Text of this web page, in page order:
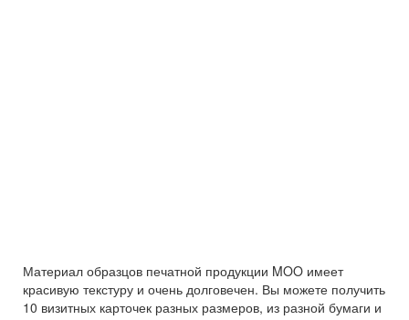
Материал образцов печатной продукции MOO имеет
красивую текстуру и очень долговечен. Вы можете получить
10 визитных карточек разных размеров, из разной бумаги и